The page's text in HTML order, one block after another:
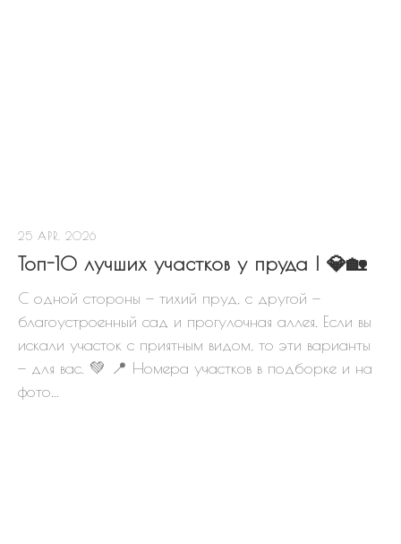
25 APR, 2026
Топ-10 лучших участков у пруда ! 💎🏡
С одной стороны — тихий пруд, с другой —
благоустроенный сад и прогулочная аллея. Если вы
искали участок с приятным видом, то эти варианты
— для вас. 💚 📍 Номера участков в подборке и на
фото...